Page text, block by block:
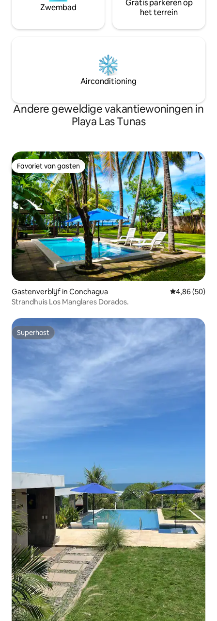
Zwembad
Gratis parkeren op
het terrein
Airconditioning
Andere geweldige vakantiewoningen in
Playa Las Tunas
Favoriet van gasten
Favoriet van gasten
Gastenverblijf in Conchagua Gemiddelde
4,86 (50)
Strandhuis Los Manglares Dorados.
Superhost
Superhost